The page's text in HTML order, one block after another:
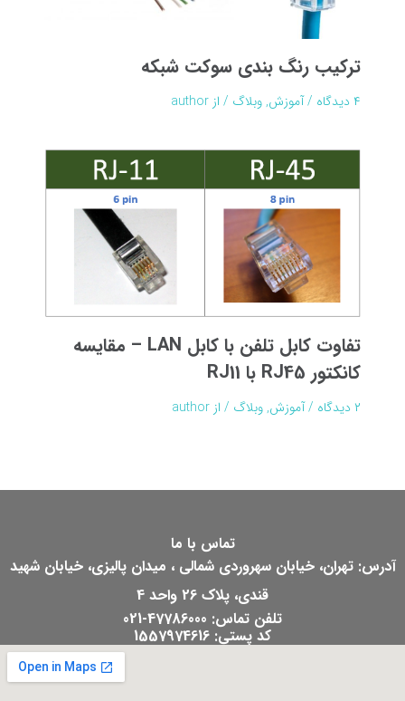
ترکیب رنگ بندی سوکت شبکه
۴ دیدگاه /آموزش,وبلاگ / از author
تفاوت کابل تلفن با کابل LAN – مقایسه
کانکتور RJ45 با RJ11
۲ دیدگاه /آموزش,وبلاگ / از author
تماس با ما
آدرس: تهران، خیابان سهروردی شمالی ، میدان پالیزی، خیابان شهید
قندی، پلاک 26 واحد 4
تلفن تماس: 47786000-021
کد پستی: 1557974616